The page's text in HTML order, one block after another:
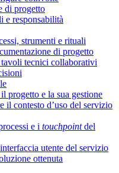
di progetto
e responsabilità
strumenti e rituali
di progetto
tecnici collaborativi
progetto e la sua gestione
il contesto d’uso del servizio
e i touchpointdel
utente del servizio
ottenuta